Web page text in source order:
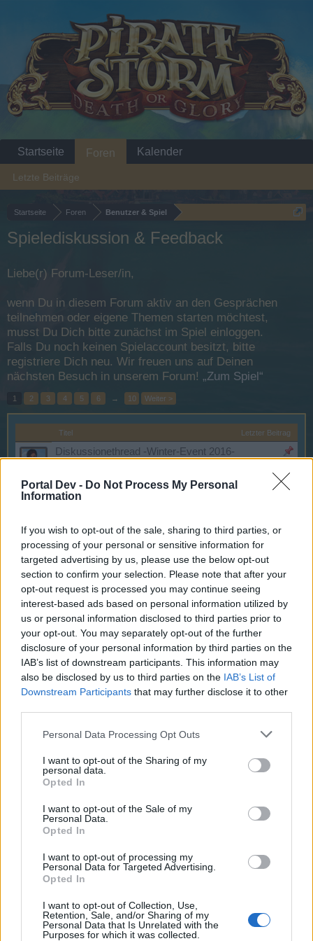
Portal Dev - Do Not Process My Personal
Information
If you wish to opt-out of the sale, sharing to third parties, or
processing of your personal or sensitive information for
targeted advertising by us, please use the below opt-out
section to confirm your selection. Please note that after your
opt-out request is processed you may continue seeing
interest-based ads based on personal information utilized by
us or personal information disclosed to third parties prior to
your opt-out. You may separately opt-out of the further
disclosure of your personal information by third parties on the
IAB’s list of downstream participants. This information may
also be disclosed by us to third parties on the IAB’s List of
Downstream Participants that may further disclose it to other
Personal Data Processing Opt Outs
I want to opt-out of the Sharing of my
personal data.
Opted In
I want to opt-out of the Sale of my
Personal Data.
Opted In
I want to opt-out of processing my
Personal Data for Targeted Advertising.
Opted In
I want to opt-out of Collection, Use,
Retention, Sale, and/or Sharing of my
Personal Data that Is Unrelated with the
Purposes for which it was collected.
Startseite Foren Benutzer & Spiel
Spielediskussion & Feedback
Liebe(r) Forum-Leser/in,
wenn Du in diesem Forum aktiv an den Gesprächen
teilnehmen oder eigene Themen starten möchtest,
musst Du Dich bitte zunächst im Spiel einloggen.
Falls Du noch keinen Spielaccount besitzt, bitte
registriere Dich neu. Wir freuen uns auf Deinen
nächsten Besuch in unserem Forum! „Zum Spiel“
1 2 3 4 5 6 → 10 Weiter >
Titel Letzter Beitrag
Diskussionethread -Winter-Event 2016-
9 Januar 2017
Diskussionsthread -Halloween-Event 2016-
~Viper~
Diskussionsthread zum neuen Schlachtfeld
IceQ ... 9 10 11
Antworten: 216
Spielt das Spiel noch jemand ?
Facabeno
Antworten:
3 21 Juli 2026
Auktionshaus
RedBeardRonny
Antworten:
0 26 März 2026
SPIEL SCHEISSE!!
xBACARDIX
4 Dezember 2025
"Little Fear" Event, 14.09.25
WQHD4K
тσxιcωαтєя
Der reinste Betrüger Verein
Dampfpirat
Antworten:
Einen De1 Pirate Strom Discord server
тσxιcωαтєя
Antworten:
MindForce*R3╬urn$
Antworten:
1 5 Januar 2024
Nice work
Antworten:
2
LF Guild / New Player / Questions
GadaGetGet
Startseite Foren
Letzte Beiträge
Kalender